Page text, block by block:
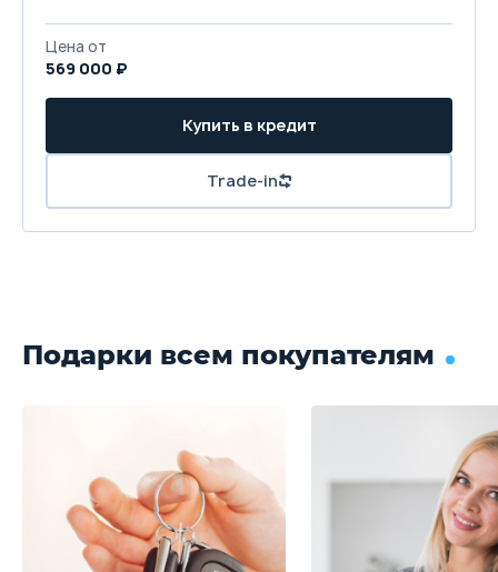
Цена от
569 000 ₽
Купить в кредит
Trade-in
Подарки всем покупателям